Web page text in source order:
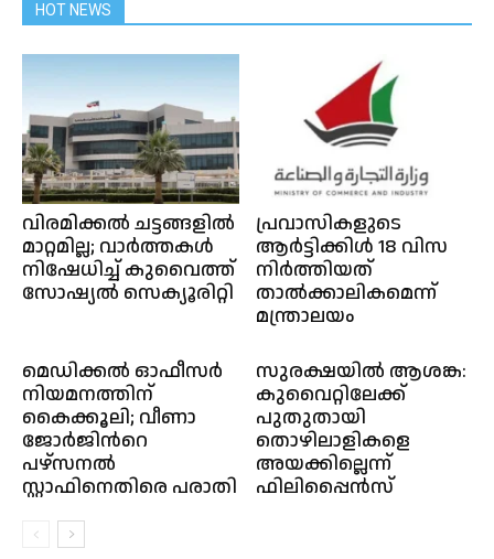
HOT NEWS
വിരമിക്കൽ ചട്ടങ്ങളിൽ
മാറ്റമില്ല; വാർത്തകൾ
നിഷേധിച്ച് കുവൈത്ത്
സോഷ്യൽ സെക്യൂരിറ്റി
പ്രവാസികളുടെ
ആർട്ടിക്കിൾ 18 വിസ
നിർത്തിയത്
താൽക്കാലികമെന്ന്
മന്ത്രാലയം
മെഡിക്കൽ ഓഫീസർ
നിയമനത്തിന്
കൈക്കൂലി; വീണാ
ജോർജിന്‍റെ
പഴ്സനൽ
സ്റ്റാഫിനെതിരെ പരാതി
സുരക്ഷയിൽ ആശങ്ക:
കുവൈറ്റിലേക്ക്
പുതുതായി
തൊഴിലാളികളെ
അയക്കില്ലെന്ന്
ഫിലിപ്പൈൻസ്